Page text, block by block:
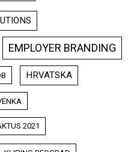
EMPLOYER BRANDING
HRVATSKA
2021